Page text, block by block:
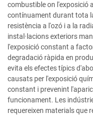
combustible on l'exposició
contínuament durant tota
resistència a l'ozó i a la
instal·lacions exteriors
l'exposició constant a
degradació ràpida en
evita els efectes típics
causats per l'exposició
constant i prevenint
funcionament. Les
requereixen materials que